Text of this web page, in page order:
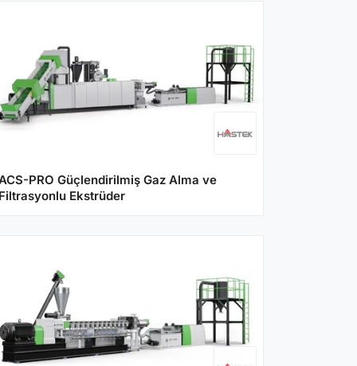
PRO Güçlendirilmiş Gaz Alma ve
Filtrasyonlu Ekstrüder